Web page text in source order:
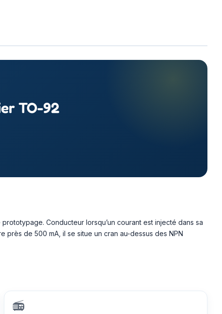
TO-92
Conducteur lorsqu’un courant est injecté dans sa
près de 500 mA, il se situe un cran au-dessus des NPN
📻